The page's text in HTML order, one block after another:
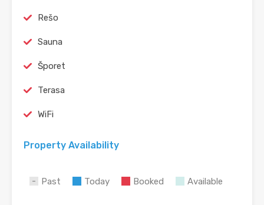
Rešo
Sauna
Šporet
Terasa
WiFi
Property Availability
Past Today Booked Available